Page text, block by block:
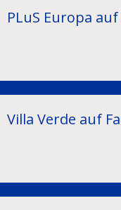
PLuS Europa
Villa Verde auf